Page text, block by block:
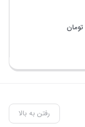
تومان
رفتن به بالا